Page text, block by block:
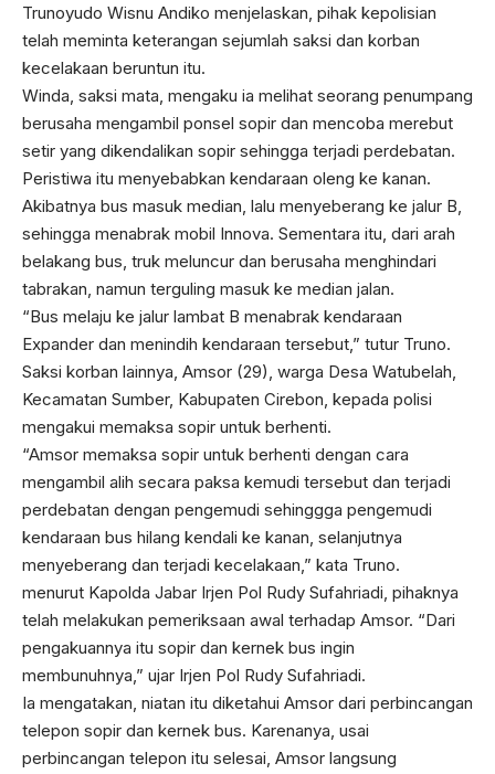
Trunoyudo Wisnu Andiko menjelaskan, pihak kepolisian
telah meminta keterangan sejumlah saksi dan korban
kecelakaan beruntun itu.
Winda, saksi mata, mengaku ia melihat seorang penumpang
berusaha mengambil ponsel sopir dan mencoba merebut
setir yang dikendalikan sopir sehingga terjadi perdebatan.
Peristiwa itu menyebabkan kendaraan oleng ke kanan.
Akibatnya bus masuk median, lalu menyeberang ke jalur B,
sehingga menabrak mobil Innova. Sementara itu, dari arah
belakang bus, truk meluncur dan berusaha menghindari
tabrakan, namun terguling masuk ke median jalan.
“Bus melaju ke jalur lambat B menabrak kendaraan
Expander dan menindih kendaraan tersebut,” tutur Truno.
Saksi korban lainnya, Amsor (29), warga Desa Watubelah,
Kecamatan Sumber, Kabupaten Cirebon, kepada polisi
mengakui memaksa sopir untuk berhenti.
“Amsor memaksa sopir untuk berhenti dengan cara
mengambil alih secara paksa kemudi tersebut dan terjadi
perdebatan dengan pengemudi sehinggga pengemudi
kendaraan bus hilang kendali ke kanan, selanjutnya
menyeberang dan terjadi kecelakaan,” kata Truno.
menurut Kapolda Jabar Irjen Pol Rudy Sufahriadi, pihaknya
telah melakukan pemeriksaan awal terhadap Amsor. “Dari
pengakuannya itu sopir dan kernek bus ingin
membunuhnya,” ujar Irjen Pol Rudy Sufahriadi.
Ia mengatakan, niatan itu diketahui Amsor dari perbincangan
telepon sopir dan kernek bus. Karenanya, usai
perbincangan telepon itu selesai, Amsor langsung